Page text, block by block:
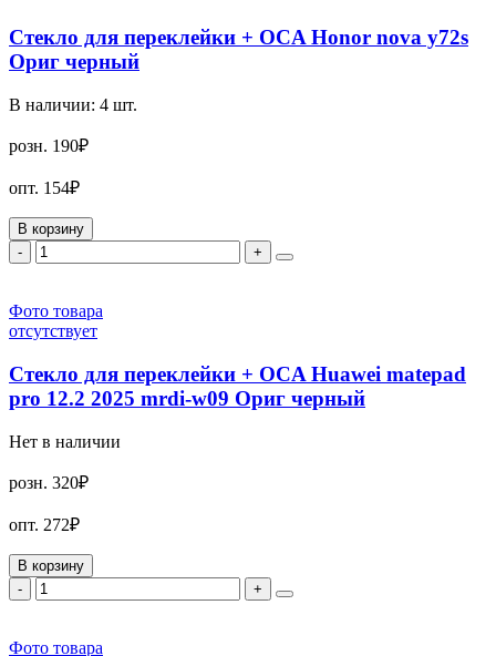
Стекло для переклейки + OCA Honor nova y72s
Ориг черный
В наличии: 4 шт.
розн. 190₽
опт. 154₽
В корзину
-
+
Фото товара
отсутствует
Стекло для переклейки + OCA Huawei matepad
pro 12.2 2025 mrdi-w09 Ориг черный
Нет в наличии
розн. 320₽
опт. 272₽
В корзину
-
+
Фото товара